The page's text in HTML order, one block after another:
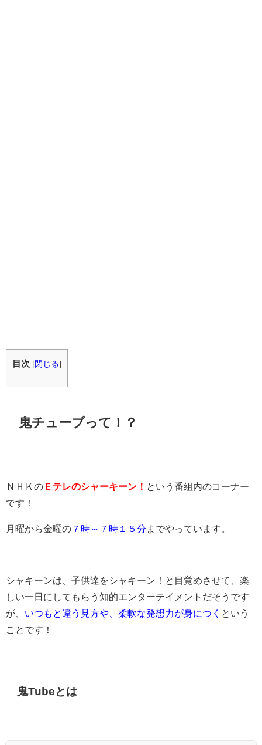
目次 [閉じる]
鬼チューブって！？
ＮＨＫの Ｅテレのシャーキーン！ という番組内のコーナー
です！
月曜から金曜の ７時～７時１５分 までやっています。
シャキーンは、子供達をシャキーン！と目覚めさせて、楽
しい一日にしてもらう知的エンターテイメントだそうです
が、 いつもと違う見方や、柔軟な発想力が身につく という
ことです！
鬼Tubeとは